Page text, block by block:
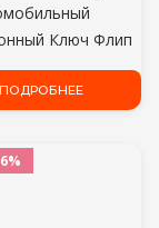
Ключ Флип
Ключ Чехол Для
Vw Jetta Golf
B5
ПОДРОБНЕЕ